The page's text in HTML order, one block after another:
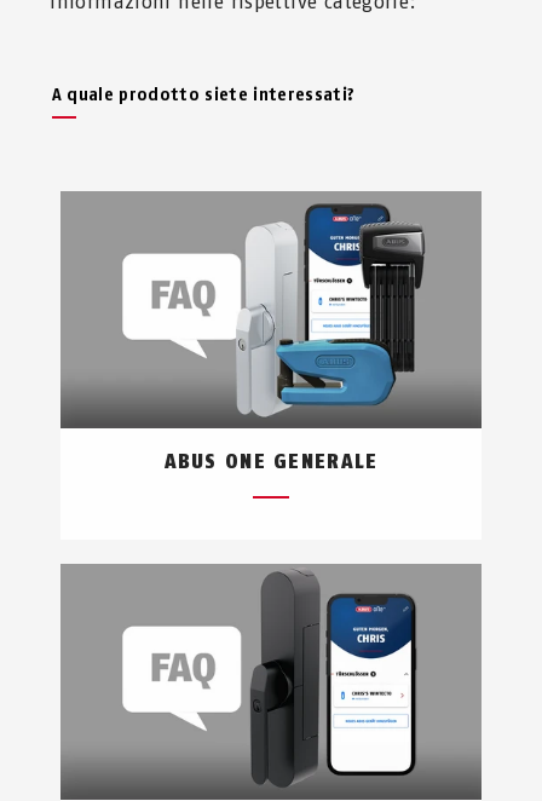
A quale prodotto siete interessati?
ABUS ONE GENERALE